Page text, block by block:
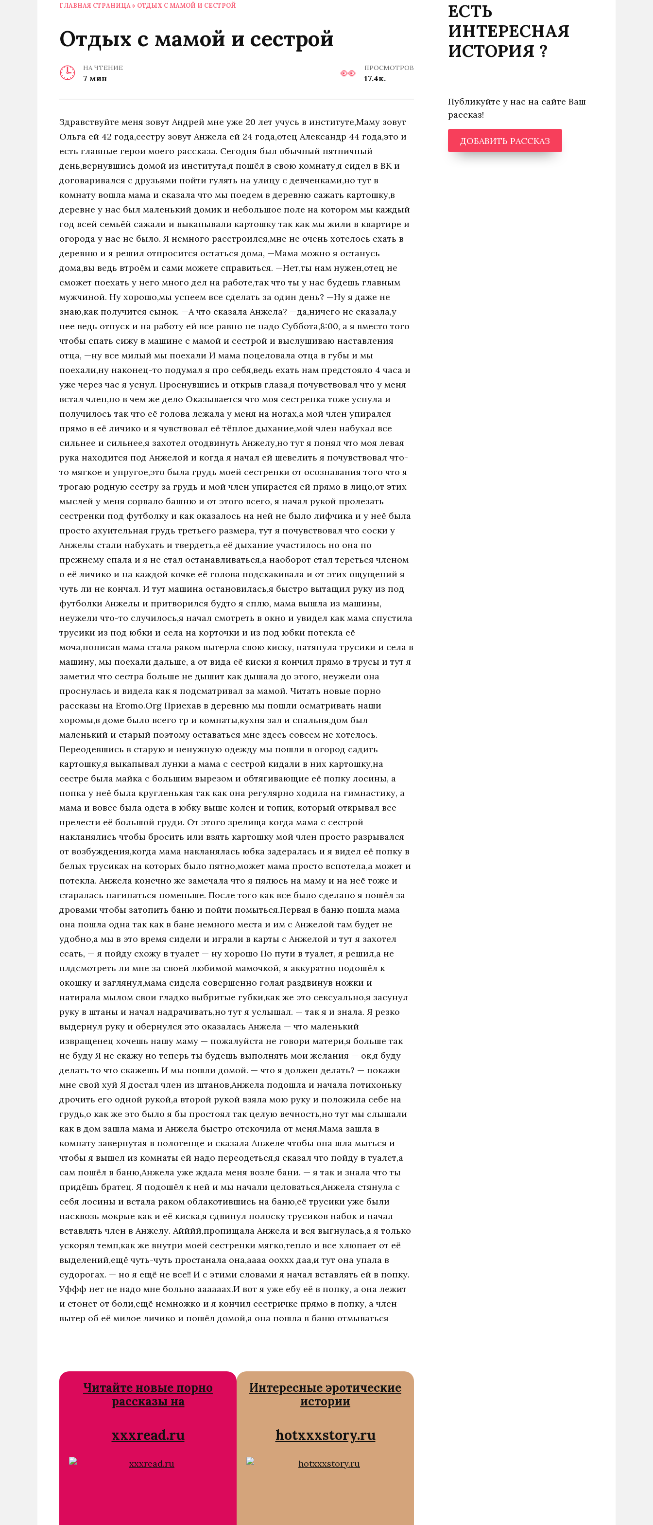
ГЛАВНАЯ СТРАНИЦА » ОТДЫХ С МАМОЙ И СЕСТРОЙ
Отдых с мамой и сестрой
НА ЧТЕНИЕ
7 мин
ПРОСМОТРОВ
17.4к.
Здравствуйте меня зовут Андрей мне уже 20 лет учусь в институте,Маму зовут
Ольга ей 42 года,сестру зовут Анжела ей 24 года,отец Александр 44 года,это и
есть главные герои моего рассказа. Сегодня был обычный пятничный
день,вернувшись домой из института,я пошёл в свою комнату,я сидел в ВК и
договаривался с друзьями пойти гулять на улицу с девченками,но тут в
комнату вошла мама и сказала что мы поедем в деревню сажать картошку,в
деревне у нас был маленький домик и небольшое поле на котором мы каждый
год всей семьёй сажали и выкапывали картошку так как мы жили в квартире и
огорода у нас не было. Я немного расстроился,мне не очень хотелось ехать в
деревню и я решил отпросится остаться дома, —Мама можно я останусь
дома,вы ведь втроём и сами можете справиться. —Нет,ты нам нужен,отец не
сможет поехать у него много дел на работе,так что ты у нас будешь главным
мужчиной. Ну хорошо,мы успеем все сделать за один день? —Ну я даже не
знаю,как получится сынок. —А что сказала Анжела? —да,ничего не сказала,у
нее ведь отпуск и на работу ей все равно не надо Суббота,8:00, а я вместо того
чтобы спать сижу в машине с мамой и сестрой и выслушиваю наставления
отца, —ну все милый мы поехали И мама поцеловала отца в губы и мы
поехали,ну наконец-то подумал я про себя,ведь ехать нам предстояло 4 часа и
уже через час я уснул. Проснувшись и открыв глаза,я почувствовал что у меня
встал член,но в чем же дело Оказывается что моя сестренка тоже уснула и
получилось так что её голова лежала у меня на ногах,а мой член упирался
прямо в её личико и я чувствовал её тёплое дыхание,мой член набухал все
сильнее и сильнее,я захотел отодвинуть Анжелу,но тут я понял что моя левая
рука находится под Анжелой и когда я начал ей шевелить я почувствовал что-
то мягкое и упругое,это была грудь моей сестренки от осознавания того что я
трогаю родную сестру за грудь и мой член упирается ей прямо в лицо,от этих
мыслей у меня сорвало башню и от этого всего, я начал рукой пролезать
сестренки под футболку и как оказалось на ней не было лифчика и у неё была
просто ахуительная грудь третьего размера, тут я почувствовал что соски у
Анжелы стали набухать и твердеть,а её дыхание участилось но она по
прежнему спала и я не стал останавливаться,а наоборот стал тереться членом
о её личико и на каждой кочке её голова подскакивала и от этих ощущений я
чуть ли не кончал. И тут машина остановилась,я быстро вытащил руку из под
футболки Анжелы и притворился будто я сплю, мама вышла из машины,
неужели что-то случилось,я начал смотреть в окно и увидел как мама спустила
трусики из под юбки и села на корточки и из под юбки потекла её
моча,пописав мама стала раком вытерла свою киску, натянула трусики и села в
машину, мы поехали дальше, а от вида её киски я кончил прямо в трусы и тут я
заметил что сестра больше не дышит как дышала до этого, неужели она
проснулась и видела как я подсматривал за мамой. Читать новые порно
рассказы на Eromo.Org Приехав в деревню мы пошли осматривать наши
хоромы,в доме было всего тр и комнаты,кухня зал и спальня,дом был
маленький и старый поэтому оставаться мне здесь совсем не хотелось.
Переодевшись в старую и ненужную одежду мы пошли в огород садить
картошку,я выкапывал лунки а мама с сестрой кидали в них картошку,на
сестре была майка с большим вырезом и обтягивающие её попку лосины, а
попка у неё была кругленькая так как она регулярно ходила на гимнастику, а
мама и вовсе была одета в юбку выше колен и топик, который открывал все
прелести её большой груди. От этого зрелища когда мама с сестрой
накланялись чтобы бросить или взять картошку мой член просто разрывался
от возбуждения,когда мама накланялась юбка задералась и я видел её попку в
белых трусиках на которых было пятно,может мама просто вспотела,а может и
потекла. Анжела конечно же замечала что я пялюсь на маму и на неё тоже и
старалась нагинаться поменьше. После того как все было сделано я пошёл за
дровами чтобы затопить баню и пойти помыться.Первая в баню пошла мама
она пошла одна так как в бане немного места и им с Анжелой там будет не
удобно,а мы в это время сидели и играли в карты с Анжелой и тут я захотел
ссать, — я пойду схожу в туалет — ну хорошо По пути в туалет, я решил,а не
плдсмотреть ли мне за своей любимой мамочкой, я аккуратно подошёл к
окошку и заглянул,мама сидела совершенно голая раздвинув ножки и
натирала мылом свои гладко выбритые губки,как же это сексуально,я засунул
руку в штаны и начал надрачивать,но тут я услышал. — так я и знала. Я резко
выдернул руку и обернулся это оказалась Анжела — что маленький
извращенец хочешь нашу маму — пожалуйста не говори матери,я больше так
не буду Я не скажу но теперь ты будешь выполнять мои желания — ок,я буду
делать то что скажешь И мы пошли домой. — что я должен делать? — покажи
мне свой хуй Я достал член из штанов,Анжела подошла и начала потихоньку
дрочить его одной рукой,а второй рукой взяла мою руку и положила себе на
грудь,о как же это было я бы простоял так целую вечность,но тут мы слышали
как в дом зашла мама и Анжела быстро отскочила от меня.Мама зашла в
комнату завернутая в полотенце и сказала Анжеле чтобы она шла мыться и
чтобы я вышел из комнаты ей надо переодеться,я сказал что пойду в туалет,а
сам пошёл в баню,Анжела уже ждала меня возле бани. — я так и знала что ты
придёшь братец. Я подошёл к ней и мы начали целоваться,Анжела стянула с
себя лосины и встала раком облакотившись на баню,её трусики уже были
насквозь мокрые как и её киска,я сдвинул полоску трусиков набок и начал
вставлять член в Анжелу. Айййй,пропищала Анжела и вся выгнулась,а я только
ускорял темп,как же внутри моей сестренки мягко,тепло и все хлюпает от её
выделений,ещё чуть-чуть простанала она,аааа ооххх даа,и тут она упала в
судорогах. — но я ещё не все!! И с этими словами я начал вставлять ей в попку.
Уффф нет не надо мне больно аааааах.И вот я уже ебу её в попку, а она лежит
и стонет от боли,ещё немножко и я кончил сестричке прямо в попку, а член
вытер об её милое личико и пошёл домой,а она пошла в баню отмываться
Читайте новые порно
рассказы на
xxxread.ru
Интересные эротические
истории
hotxxxstory.ru
ЕСТЬ
ИНТЕРЕСНАЯ
ИСТОРИЯ ?
Публикуйте у нас на сайте Ваш
рассказ!
ДОБАВИТЬ РАССКАЗ